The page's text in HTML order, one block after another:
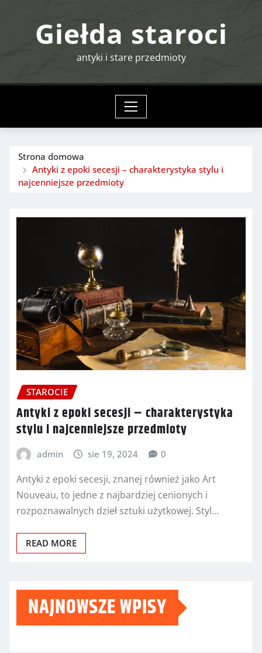
Giełda staroci
antyki i stare przedmioty
Strona domowa
Antyki z epoki secesji – charakterystyka stylu i
najcenniejsze przedmioty
STAROCIE
Antyki z epoki secesji – charakterystyka
stylu i najcenniejsze przedmioty
admin sie 19, 2024 0
Antyki z epoki secesji, znanej również jako Art
Nouveau, to jedne z najbardziej cenionych i
rozpoznawalnych dzieł sztuki użytkowej. Styl…
READ MORE
NAJNOWSZE WPISY